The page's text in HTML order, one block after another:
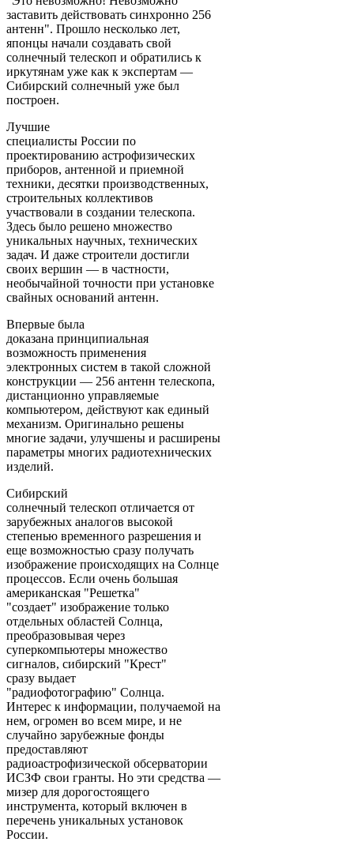
заставить действовать синхронно 256
антенн". Прошло несколько лет,
японцы начали создавать свой
солнечный телескоп и обратились к
иркутянам уже как к экспертам —
Сибирский солнечный уже был
построен.
Лучшие
специалисты России по
проектированию астрофизических
приборов, антенной и приемной
техники, десятки производственных,
строительных коллективов
участвовали в создании телескопа.
Здесь было решено множество
уникальных научных, технических
задач. И даже строители достигли
своих вершин — в частности,
необычайной точности при установке
свайных оснований антенн.
Впервые была
доказана принципиальная
возможность применения
электронных систем в такой сложной
конструкции — 256 антенн телескопа,
дистанционно управляемые
компьютером, действуют как единый
механизм. Оригинально решены
многие задачи, улучшены и расширены
параметры многих радиотехнических
изделий.
Сибирский
солнечный телескоп отличается от
зарубежных аналогов высокой
степенью временного разрешения и
еще возможностью сразу получать
изображение происходящих на Солнце
процессов. Если очень большая
американская "Решетка"
"создает" изображение только
отдельных областей Солнца,
преобразовывая через
суперкомпьютеры множество
сигналов, сибирский "Крест"
сразу выдает
"радиофотографию" Солнца.
Интерес к информации, получаемой на
нем, огромен во всем мире, и не
случайно зарубежные фонды
предоставляют
радиоастрофизической обсерватории
ИСЗФ свои гранты. Но эти средства —
мизер для дорогостоящего
инструмента, который включен в
перечень уникальных установок
России.